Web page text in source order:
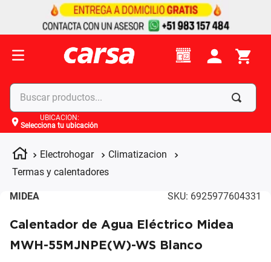
Buscar productos...
UBICACIÓN:
Selecciona tu ubicación
Electrohogar
Climatizacion
Termas y calentadores
MIDEA SKU: 6925977604331
Calentador de Agua Eléctrico Midea
MWH-55MJNPE(W)-WS Blanco
Términos más buscados
celulares
2.
moto
3.